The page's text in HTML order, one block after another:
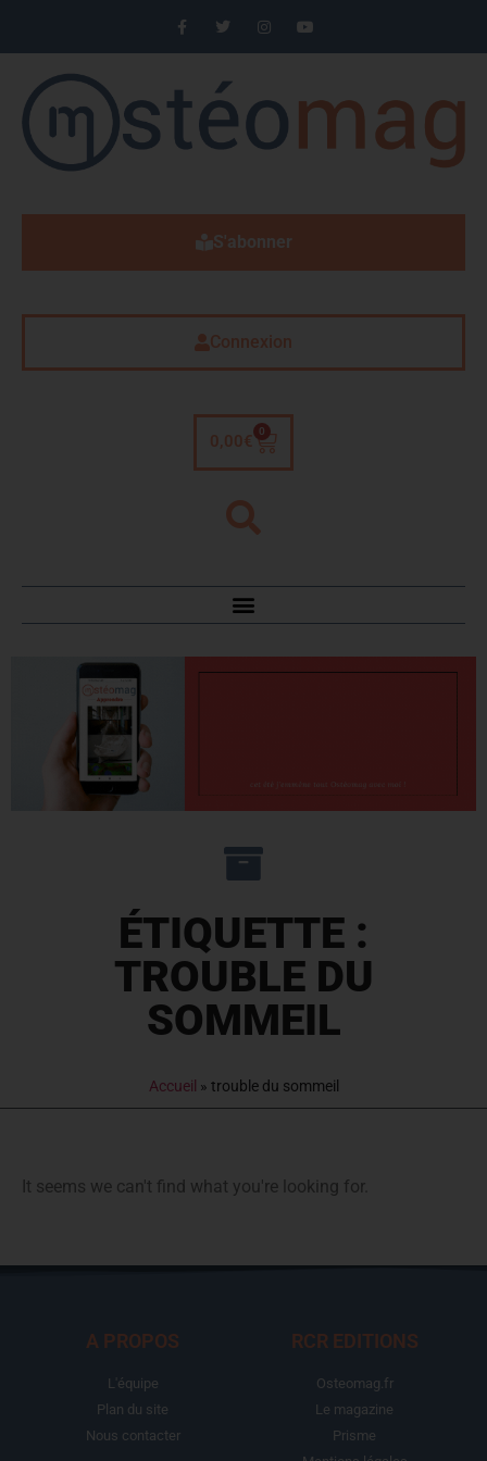
S'abonner
Connexion
0,00 €
0
ÉTIQUETTE :
TROUBLE DU
SOMMEIL
Accueil » trouble du sommeil
It seems we can't find what you're looking for.
A PROPOS
L'équipe
Plan du site
Nous contacter
RCR EDITIONS
Osteomag.fr
Le magazine
Prisme